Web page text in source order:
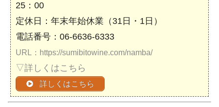
25：00
定休日：年末年始休業（31日・1日）
電話番号：06-6636-6333
URL：https://sumibitowine.com/namba/
▽詳しくはこちら
詳しくはこちら